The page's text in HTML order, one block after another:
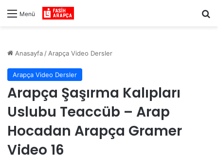
Menü
Anasayfa / Arapça Video Dersler
Arapça Video Dersler
Arapça Şaşırma Kalıpları
Uslubu Teaccüb – Arap
Hocadan Arapça Gramer
Video 16